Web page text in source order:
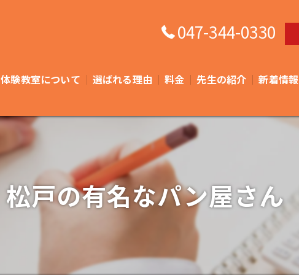
047-344-0330
体験教室について 選ばれる理由
よくある質問
料金 先生の紹介 新着情報
松戸の有名なパン屋さん